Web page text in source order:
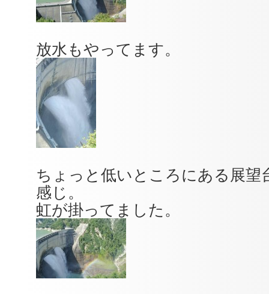
放水もやってます。
ちょっと低いところにある展望
感じ。
虹が掛ってました。